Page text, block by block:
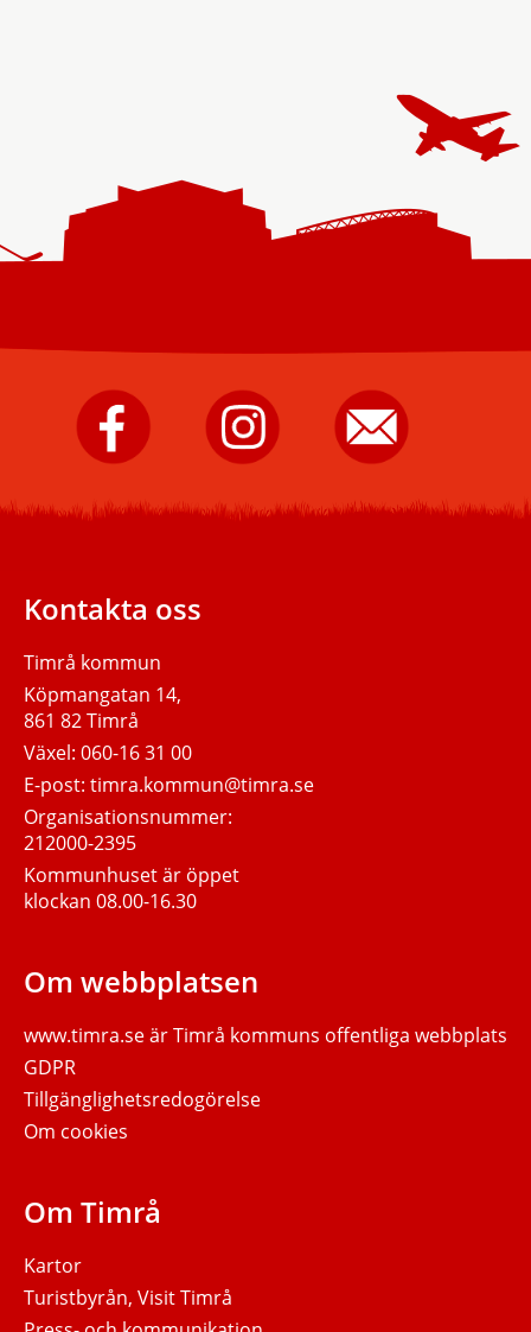
Timrå
kommun
Facebook.
Timrå
kommun
på
Instagram.
Skicka
e-
post
till
kommun.
Kontakta oss
Timrå kommun
Köpmangatan 14,
861 82 Timrå
Växel:060-16 31 00
E-post:timra.kommun@timra.se
Organisationsnummer:
212000-2395
Kommunhuset är öppet
klockan 08.00-16.30
Om webbplatsen
www.timra.seär Timrå kommuns offentliga webbplats
GDPR
Tillgänglighetsredogörelse
Om cookies
Om Timrå
Kartor
Turistbyrån, Visit Timrå